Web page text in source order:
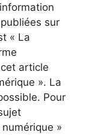
sur
« La
article
». La
Pour
»